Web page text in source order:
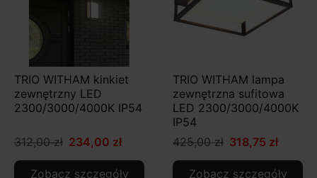
TRIO WITHAM kinkiet
zewnętrzny LED
2300/3000/4000K IP54
312,00 zł 234,00 zł
Zobacz szczegóły
TRIO WITHAM lampa
zewnętrzna sufitowa
LED 2300/3000/4000K
IP54
425,00 zł 318,75 zł
Zobacz szczegóły